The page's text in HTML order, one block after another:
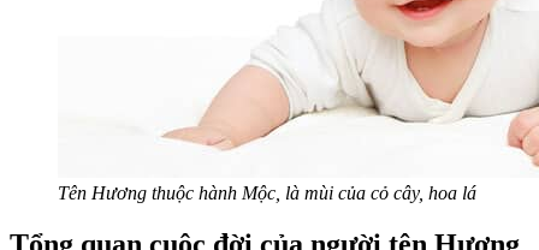
Tên Hương thuộc hành Mộc, là mùi của cỏ cây, hoa lá